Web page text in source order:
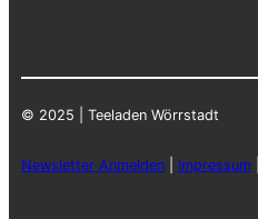
© 2025 | Teeladen Wörrstadt
Newsletter Anmelden| Impressum|